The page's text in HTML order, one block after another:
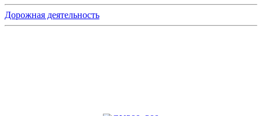
Дорожная деятельность